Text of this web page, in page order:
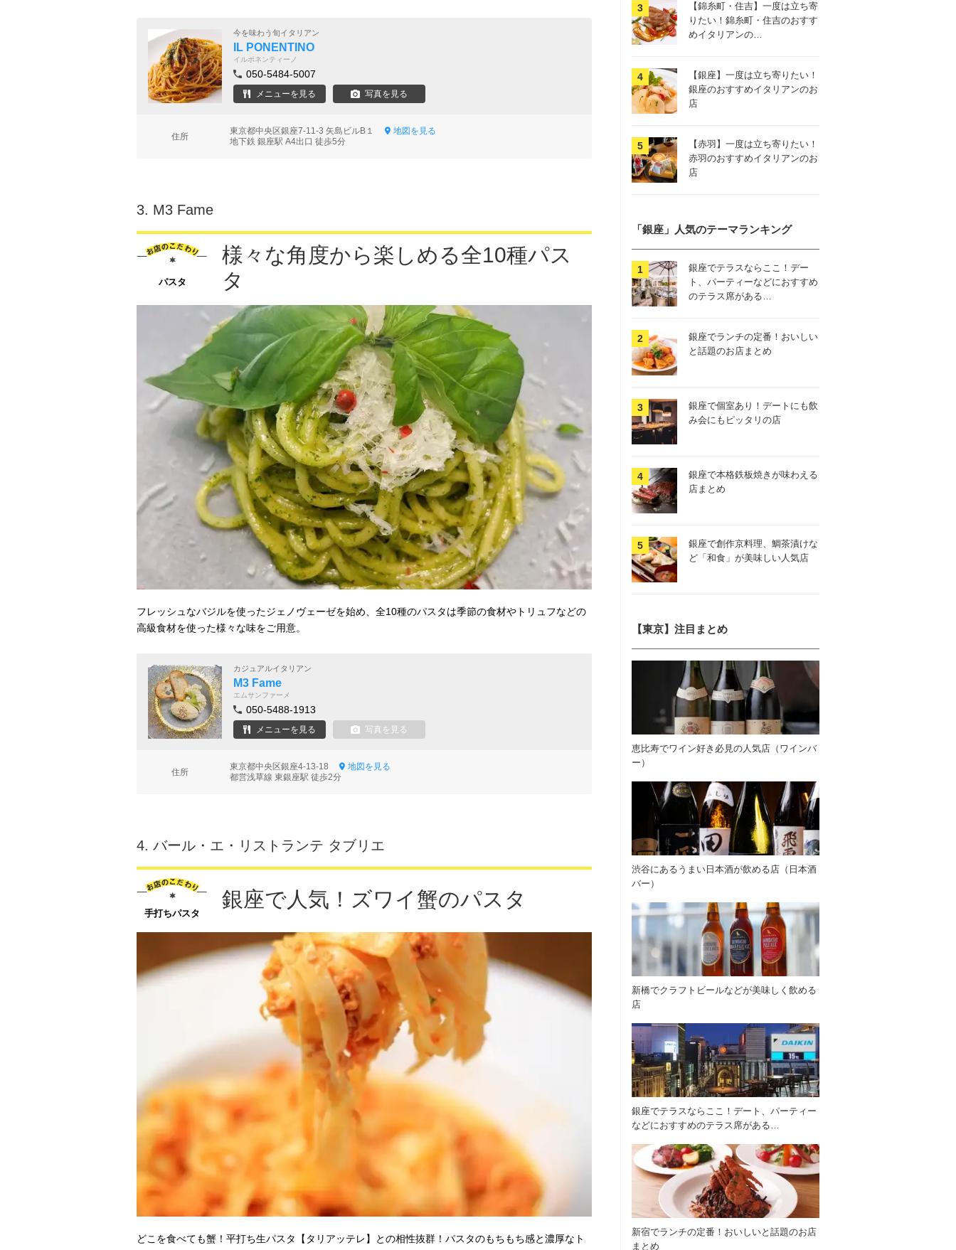
今を味わう旬イタリアン
IL PONENTINO
イルポネンティーノ
050-5484-5007
メニューを見る 写真を見る
住所
東京都中央区銀座7-11-3 矢島ビルB１
地図を見る
地下鉄 銀座駅 A4出口 徒歩5分
3. M3 Fame
パスタ
様々な角度から楽しめる全10種パス
タ
フレッシュなバジルを使ったジェノヴェーゼを始め、全10種のパスタは季節の食材やトリュフなどの
高級食材を使った様々な味をご用意。
カジュアルイタリアン
M3 Fame
エムサンファーメ
050-5488-1913
メニューを見る 写真を見る
住所
東京都中央区銀座4-13-18
地図を見る
都営浅草線 東銀座駅 徒歩2分
4. バール・エ・リストランテ タブリエ
手打ちパスタ
銀座で人気！ズワイ蟹のパスタ
どこを食べても蟹！平打ち生パスタ【タリアッテレ】との相性抜群！パスタのもちもち感と濃厚なト
【錦糸町・住吉】一度は立ち寄
りたい！錦糸町・住吉のおすす
めイタリアンの…
【銀座】一度は立ち寄りたい！
銀座のおすすめイタリアンのお
店
【赤羽】一度は立ち寄りたい！
赤羽のおすすめイタリアンのお
店
「銀座」人気のテーマランキング
銀座でテラスならここ！デー
ト、パーティーなどにおすすめ
のテラス席がある…
銀座でランチの定番！おいしい
と話題のお店まとめ
銀座で個室あり！デートにも飲
み会にもピッタリの店
銀座で本格鉄板焼きが味わえる
店まとめ
銀座で創作京料理、鯛茶漬けな
ど「和食」が美味しい人気店
【東京】注目まとめ
恵比寿でワイン好き必見の人気店（ワインバ
ー）
渋谷にあるうまい日本酒が飲める店（日本酒
バー）
新橋でクラフトビールなどが美味しく飲める
店
銀座でテラスならここ！デート、パーティー
などにおすすめのテラス席がある…
新宿でランチの定番！おいしいと話題のお店
まとめ